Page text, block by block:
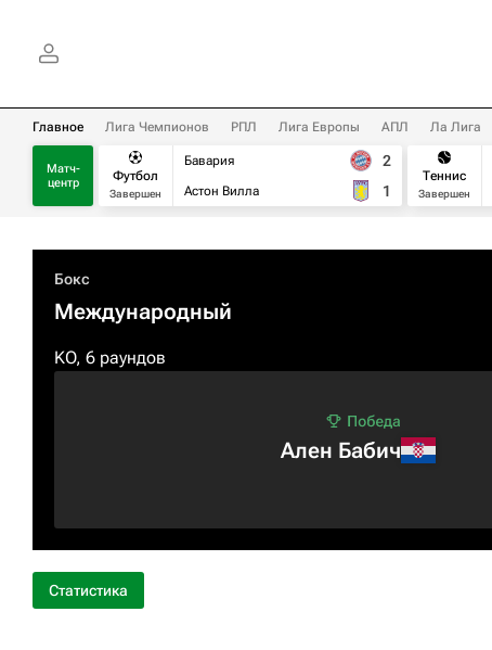
Главное Лига Чемпионов РПЛ Лига Европы АПЛ Ла Лига
Матч-
центр
Футбол
Завершен
Бавария
Астон Вилла
2
1
Теннис
Завершен
Бокс
Международный
KO, 6 раундов
Ален Бабич
Статистика